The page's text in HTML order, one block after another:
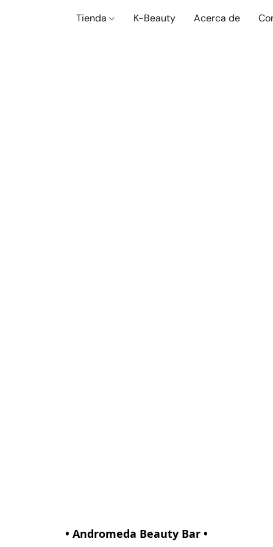
Tienda K-Beauty Acerca de
• Andromeda Beauty Bar •